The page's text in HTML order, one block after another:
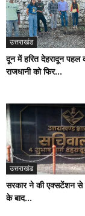
उत्तराखंड
दून में हरित देहरादून पहल
राजधानी को फिर...
उत्तराखंड
सरकार ने की एक्सटेंशन से
के बाद...